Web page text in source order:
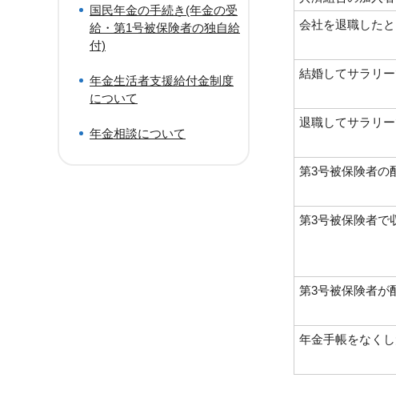
会社を退職したと
結婚してサラリ
退職してサラリ
第3号被保険者の
第3号被保険者で
第3号被保険者が
年金手帳をなく
国民年金の手続き(年金の受
給・第1号被保険者の独自給
付)
年金生活者支援給付金制度
について
年金相談について